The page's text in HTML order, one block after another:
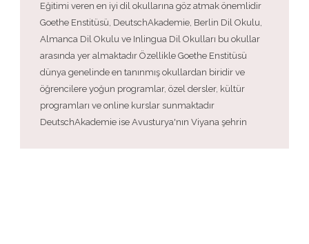
Eğitimi veren en iyi dil okullarına göz atmak önemlidir
Goethe Enstitüsü, DeutschAkademie, Berlin Dil Okulu,
Almanca Dil Okulu ve Inlingua Dil Okulları bu okullar
arasında yer almaktadır Özellikle Goethe Enstitüsü
dünya genelinde en tanınmış okullardan biridir ve
öğrencilere yoğun programlar, özel dersler, kültür
programları ve online kurslar sunmaktadır
DeutschAkademie ise Avusturya'nın Viyana şehrin